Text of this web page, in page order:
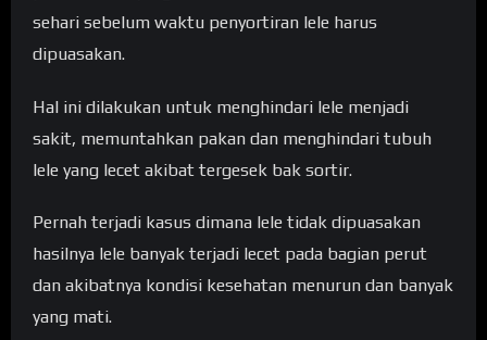
sehari sebelum waktu penyortiran lele harus
dipuasakan.
Hal ini dilakukan untuk menghindari lele menjadi
sakit, memuntahkan pakan dan menghindari tubuh
lele yang lecet akibat tergesek bak sortir.
Pernah terjadi kasus dimana lele tidak dipuasakan
hasilnya lele banyak terjadi lecet pada bagian perut
dan akibatnya kondisi kesehatan menurun dan banyak
yang mati.